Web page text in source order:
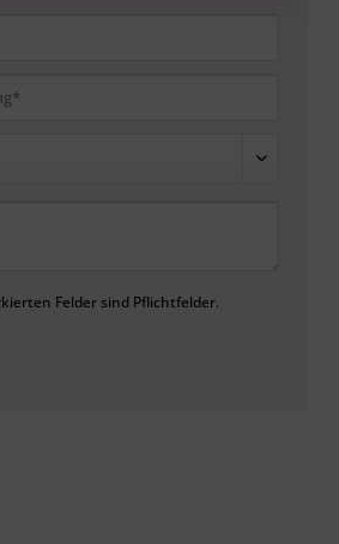
Felder sind Pflichtfelder.